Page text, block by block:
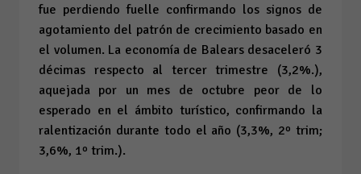
fue perdiendo fuelle confirmando los signos de
agotamiento del patrón de crecimiento basado en
el volumen. La economía de Balears desaceleró 3
décimas respecto al tercer trimestre (3,2%.),
aquejada por un mes de octubre peor de lo
esperado en el ámbito turístico, confirmando la
ralentización durante todo el año (3,3%, 2º trim;
3,6%, 1º trim.).